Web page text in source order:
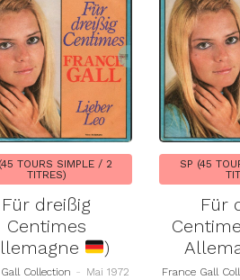
TOURS SIMPLE / 2
TITRES)
Für dreißig
Centimes
)
Collection - Mai 1972
SP (45
Für
France Gall